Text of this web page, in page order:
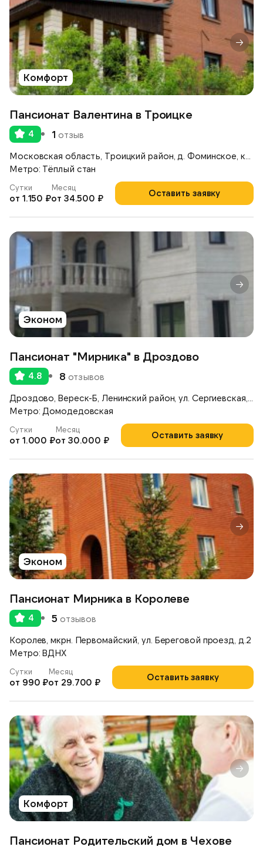
Комфорт
Пансионат Валентина в Троицке
4 1 отзыв
Метро: Тёплый стан
Оставить заявку
Сутки
от 1.150 ₽
Месяц
от 34.500 ₽
Эконом
Пансионат "Мирника" в Дроздово
4.8 8 отзывов
Метро: Домодедовская
Оставить заявку
Сутки
от 1.000 ₽
Месяц
от 30.000 ₽
Эконом
Пансионат Мирника в Королеве
4 5 отзывов
Королев, мкрн. Первомайский, ул. Береговой проезд, д.2
Метро: ВДНХ
Оставить заявку
Сутки
от 990 ₽
Месяц
от 29.700 ₽
Комфорт
Пансионат Родительский дом в Чехове